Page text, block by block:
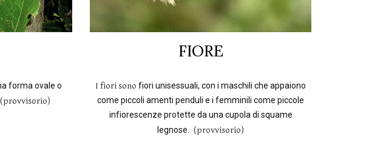
forma ovale o
(provvisorio)
FIORE
I fiori sonofiori unisessuali, con i maschili che appaiono
come piccoli amenti penduli e i femminili come piccole
infiorescenze protette da una cupola di squame
legnose.
(provvisorio)